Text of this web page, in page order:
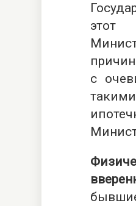
этот
с